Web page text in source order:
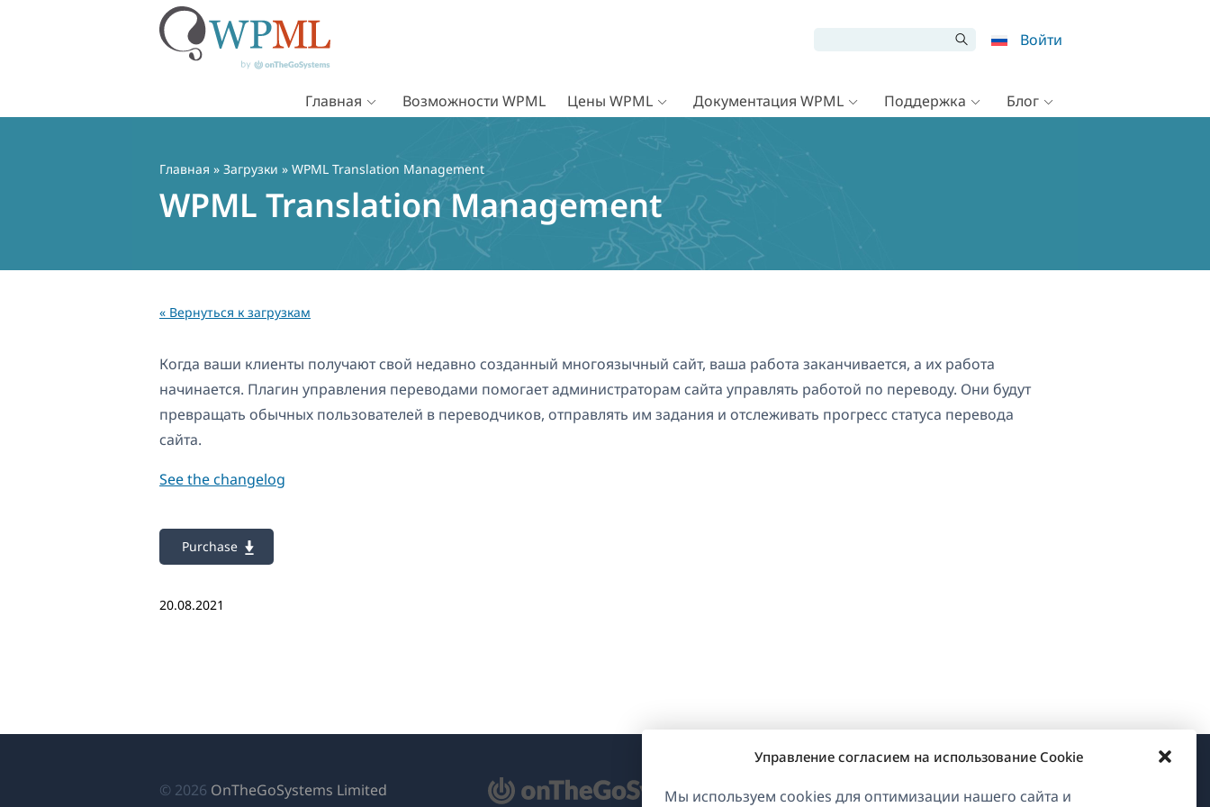
Управление согласием на использование Cookie
Мы используем cookies для оптимизации нашего сайта и
Войти
Главная Возможности WPML Цены WPML Документация WPML Поддержка Блог
Главная » Загрузки » WPML Translation Management
WPML Translation Management
« Вернуться к загрузкам
Когда ваши клиенты получают свой недавно созданный многоязычный сайт, ваша работа заканчивается, а их работа
начинается. Плагин управления переводами помогает администраторам сайта управлять работой по переводу. Они будут
превращать обычных пользователей в переводчиков, отправлять им задания и отслеживать прогресс статуса перевода
сайта.
See the changelog
Purchase
20.08.2021
© 2026 OnTheGoSystems Limited О WPML